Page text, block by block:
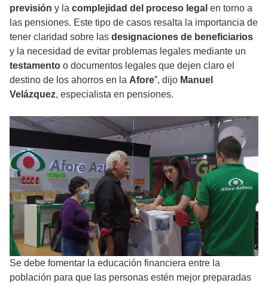
previsión y la complejidad del proceso legal en torno a
las pensiones. Este tipo de casos resalta la importancia de
tener claridad sobre las designaciones de beneficiarios
y la necesidad de evitar problemas legales mediante un
testamento o documentos legales que dejen claro el
destino de los ahorros en la Afore”, dijo Manuel
Velázquez, especialista en pensiones.
Se debe fomentar la educación financiera entre la
población para que las personas estén mejor preparadas